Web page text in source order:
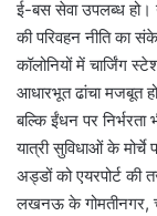
ई-बस सेवा उपलब्ध हो।
की परिवहन नीति का
कॉलोनियों में चार्जिंग
आधारभूत ढांचा मजबूत
बल्कि ईंधन पर निर्भरता
यात्री सुविधाओं के
अड्डों को एयरपोर्ट की
लखनऊ के गोमतीनगर,